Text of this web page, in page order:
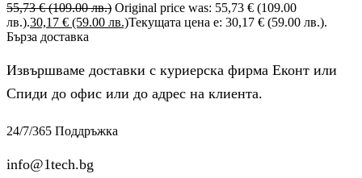
55,73€ (109.00 лв.) Original price was: 55,73 € (109.00
лв.).30,17 € (59.00 лв.)Текущата цена е: 30,17 € (59.00 лв.).
Бърза доставка
Извършваме доставки с куриерска фирма Еконт или
Спиди до офис или до адрес на клиента.
24/7/365 Поддръжка
info@1tech.bg